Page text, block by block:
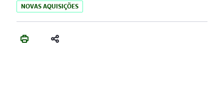
NOVAS AQUISIÇÕES